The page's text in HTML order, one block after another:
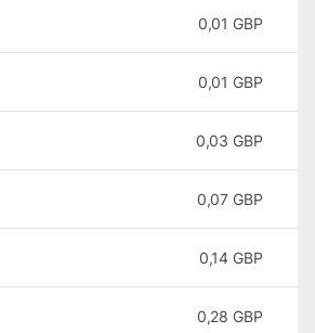
0,01 GBP
0,01 GBP
0,03 GBP
0,07 GBP
0,14 GBP
0,28 GBP